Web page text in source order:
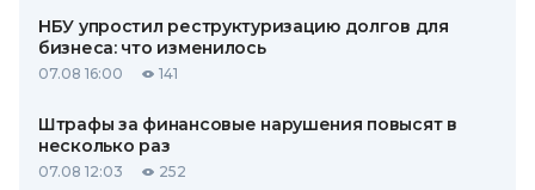
НБУ упростил реструктуризацию долгов для
бизнеса: что изменилось
07.08 16:00 141
Штрафы за финансовые нарушения повысят в
несколько раз
07.08 12:03 252